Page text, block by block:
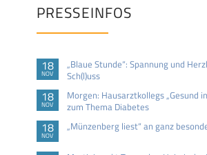
PRESSEINFOS
18
NOV
„Blaue Stunde“: Spannung und
Sch(l)uss
18
NOV
Morgen: Hausarztkollegs „Gesund
zum Thema Diabetes
18
NOV
„Münzenberg liest“ an ganz